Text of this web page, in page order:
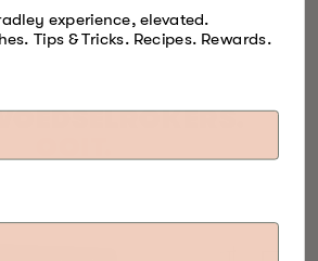
experience, elevated.
Tips & Tricks. Recipes. Rewards.